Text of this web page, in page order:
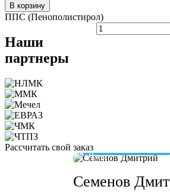
В корзину
ППС (Пенополистирол)
Наши
партнеры
Рассчитать свой заказ
Семенов